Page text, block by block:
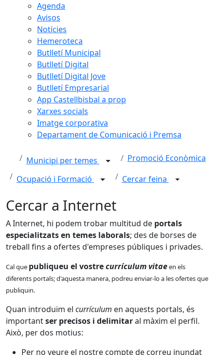
Agenda
Avisos
Notícies
Hemeroteca
Butlletí Municipal
Butlletí Digital
Butlletí Digital Jove
Butlletí Empresarial
App Castellbisbal a prop
Xarxes socials
Imatge corporativa
Departament de Comunicació i Premsa
Municipi per temes
Promoció Econòmica
Ocupació i Formació
Cercar feina
Cercar a Internet
A Internet, hi podem trobar multitud de portals
especialitzats en temes laborals; des de borses de
treball fins a ofertes d'empreses públiques i privades.
Cal que publiqueu el vostrecurrículum vitaeen els
diferents portals; d'aquesta manera, podreu enviar-lo a les ofertes que
publiquin.
Quan introduïm el currículum en aquests portals, és
importantser precisos i delimitaral màxim el perfil.
Això, per dos motius:
Per no veure el nostre compte de correu inundat